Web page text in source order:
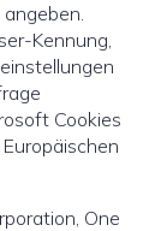
Kennung,
Cookies
One